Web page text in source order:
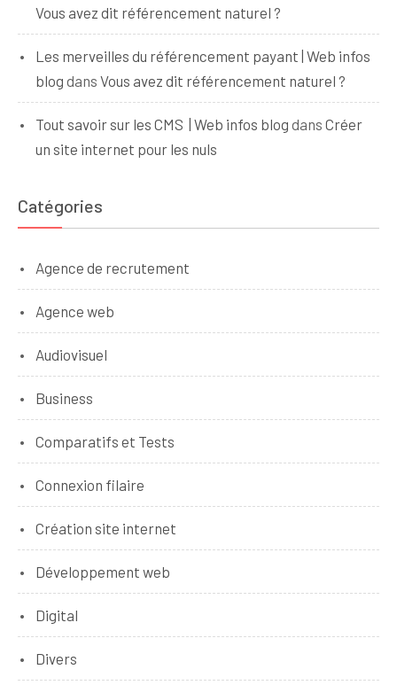
Vous avez dit référencement naturel ?
Les merveilles du référencement payant | Web infos
blog dans Vous avez dit référencement naturel ?
Tout savoir sur les CMS | Web infos blog dans Créer
un site internet pour les nuls
Catégories
Agence de recrutement
Agence web
Audiovisuel
Business
Comparatifs et Tests
Connexion filaire
Création site internet
Développement web
Digital
Divers